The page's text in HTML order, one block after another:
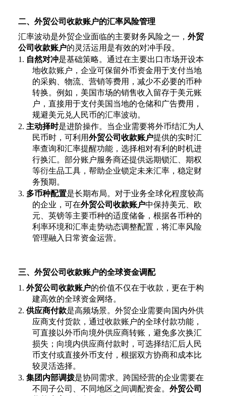
二、外贸公司收款账户的汇率风险管理
汇率波动是外贸企业面临的主要财务风险之一， 外贸
公司收款账户的灵活运用是有效的对冲手段。
1. 自然对冲是基础策略。通过在主要出口市场开设本
地收款账户，企业可保留外币资金用于支付当地
的采购、物流、营销等费用，减少不必要的币种
转换。例如，美国市场的销售收入留存于美元账
户，直接用于支付美国当地的仓储和广告费用，
规避美元兑人民币的汇率波动。
2. 主动择时是进阶操作。当企业需要将外币结汇为人
民币时，可利用外贸公司收款账户提供的实时汇
率查询和汇率提醒功能，选择相对有利的时机进
行换汇。部分账户服务商还提供远期锁汇、期权
等衍生品工具，帮助企业锁定未来汇率，稳定财
务预期。
3. 多币种配置是长期布局。对于业务全球化程度较高
的企业，可在外贸公司收款账户中保持美元、欧
元、英镑等主要币种的适度储备，根据各币种的
利率环境和汇率走势动态调整配置，将汇率风险
管理融入日常资金运营。
三、外贸公司收款账户的全球资金调配
1. 外贸公司收款账户的价值不仅在于收款，更在于构
建高效的全球资金网络。
2. 供应商付款是高频场景。外贸企业需要向国内外供
应商支付货款，通过收款账户的全球付款功能，
可直接以外币向境外供应商转账，避免多次换汇
损失；向境内供应商付款时，可选择结汇后人民
币支付或直接外币支付，根据双方协商和成本比
较灵活选择。
3. 集团内部调拨是协同需求。跨国经营的企业需要在
不同子公司、不同地区之间调配资金。外贸公司